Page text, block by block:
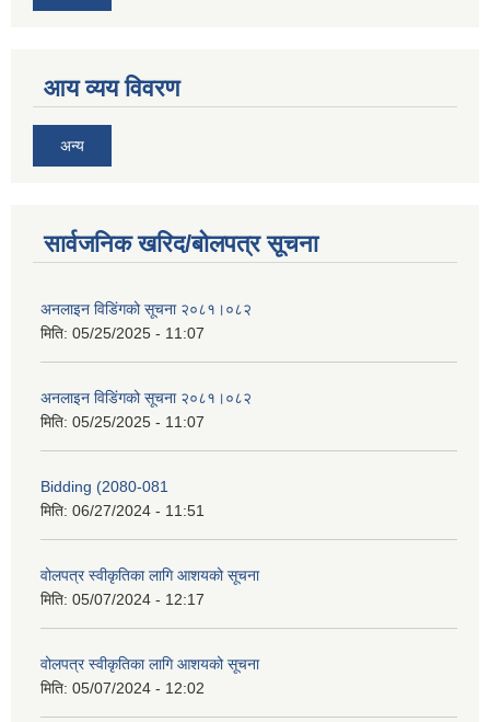
आय व्यय विवरण
अन्य
सार्वजनिक खरिद/बोलपत्र सूचना
अनलाइन विडि‌ं‍गको सूचना २०८१।०८२
मिति: 05/25/2025 - 11:07
अनलाइन विडि‌ं‍गको सूचना २०८१।०८२
मिति: 05/25/2025 - 11:07
Bidding (2080-081
मिति: 06/27/2024 - 11:51
वोलपत्र स्वीकृतिका लागि आशयको सूचना
मिति: 05/07/2024 - 12:17
वोलपत्र स्वीकृतिका लागि आशयको सूचना
मिति: 05/07/2024 - 12:02